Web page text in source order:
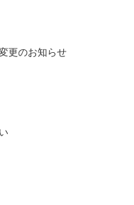
更のお知らせ